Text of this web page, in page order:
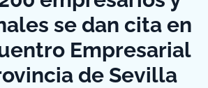
se dan cita en
Empresarial
de Sevilla